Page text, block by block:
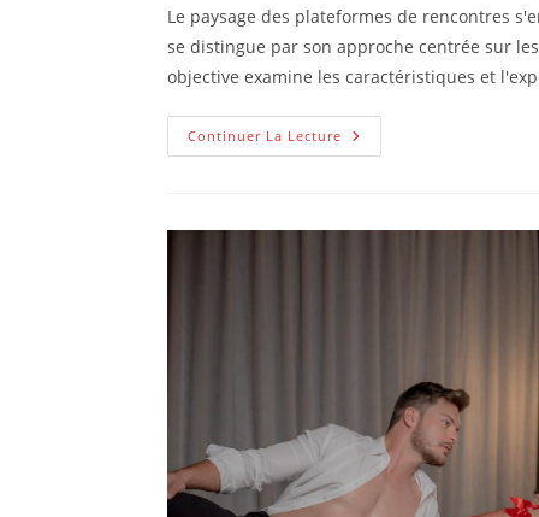
Le paysage des plateformes de rencontres
se distingue par son approche centrée sur
objective examine les caractéristiques et
Continuer La LectureWoozgo
:
Plateforme